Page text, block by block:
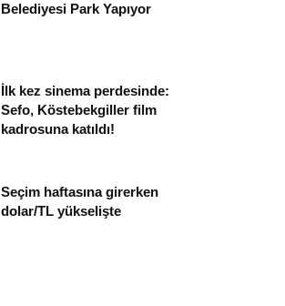
Belediyesi Park Yapıyor
İlk kez sinema perdesinde:
Sefo, Köstebekgiller film
kadrosuna katıldı!
Seçim haftasına girerken
dolar/TL yükselişte